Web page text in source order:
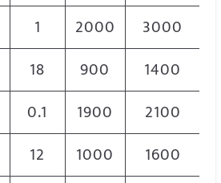
1 2000 3000
18 900 1400
0.1 1900 2100
12 1000 1600